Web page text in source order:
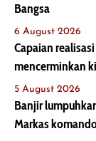
Bangsa
6 August 2026
Capaian
mencerminkan
5 August 2026
Banjir
Markas